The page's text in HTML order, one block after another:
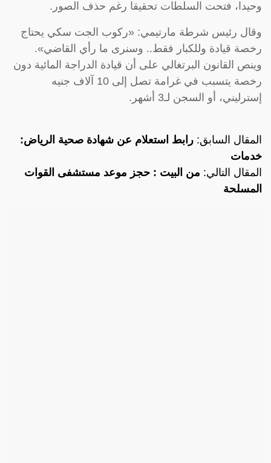
وحيدا، فتحت السلطات تحقيقا رغم حذف الصور.
وقال رئيس شرطة مارتيمي: «ركوب الجت سكي يحتاج
رخصة قيادة وللكبار فقط.. وسنرى ما رأي القاضي».
وينص القانون البرتغالي على أن قيادة الدراجة المائية دون
رخصة يتسبب في غرامة تصل إلى 10 آلاف جنيه
إسترليني، أو السجن لـ3 أشهر.
المقال السابق: رابط استعلام عن شهادة صحية الرياض:
خدمات
المقال التالي: من البيت : حجز موعد مستشفى القوات
المسلحة